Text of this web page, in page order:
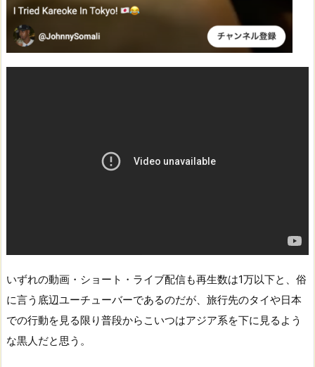
いずれの動画・ショート・ライブ配信も再生数は1万以下と、俗
に言う底辺ユーチューバーであるのだが、旅行先のタイや日本
での行動を見る限り普段からこいつはアジア系を下に見るよう
な黒人だと思う。